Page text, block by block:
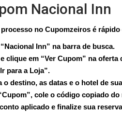
Nacional Inn
no Cupomzeiros é
Inn” na barra de busca.
em “Ver Cupom” na oferta
para a Loja”.
destino, as datas e o hotel de
cole o código copiado do
aplicado e finalize sua